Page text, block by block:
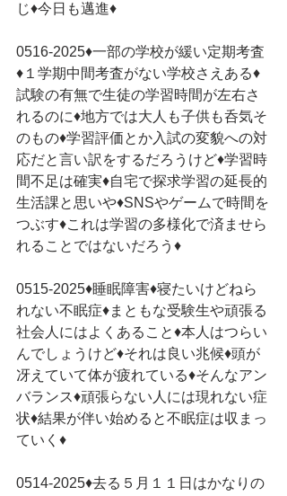
じ♦今日も邁進♦
0516-2025♦一部の学校が緩い定期考査
♦１学期中間考査がない学校さえある♦
試験の有無で生徒の学習時間が左右さ
れるのに♦地方では大人も子供も呑気そ
のもの♦学習評価とか入試の変貌への対
応だと言い訳をするだろうけど♦学習時
間不足は確実♦自宅で探求学習の延長的
生活課と思いや♦SNSやゲームで時間を
つぶす♦これは学習の多様化で済ませら
れることではないだろう♦
0515-2025♦睡眠障害♦寝たいけどねら
れない不眠症♦まともな受験生や頑張る
社会人にはよくあること♦本人はつらい
んでしょうけど♦それは良い兆候♦頭が
冴えていて体が疲れている♦そんなアン
バランス♦頑張らない人には現れない症
状♦結果が伴い始めると不眠症は収まっ
ていく♦
0514-2025♦去る５月１１日はかなりの